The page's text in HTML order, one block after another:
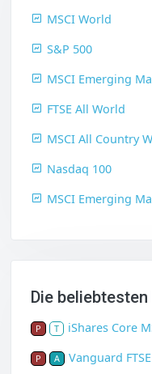
MSCI World
S&P 500
MSCI Emerging
FTSE All World
MSCI All Country
Nasdaq 100
MSCI Emerging
Die beliebtesten
P T iShares Core
P A Vanguard